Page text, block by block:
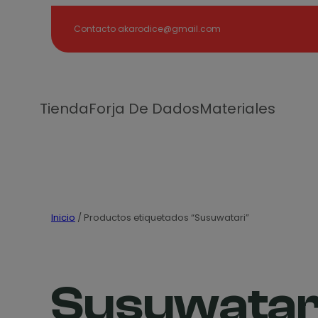
Contacto akarodice@gmail.com
TiendaForja De DadosMateriales
Inicio / Productos etiquetados “Susuwatari”
Search